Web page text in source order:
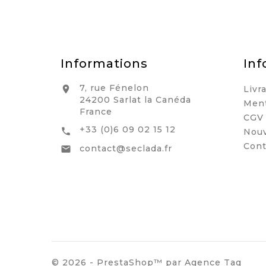
Informations

7, rue Fénelon
24200 Sarlat la Canéda
France

+33 (0)6 09 02 15 12

contact@seclada.fr
CGV
© 2026 - PrestaShop™ par Agence Tag